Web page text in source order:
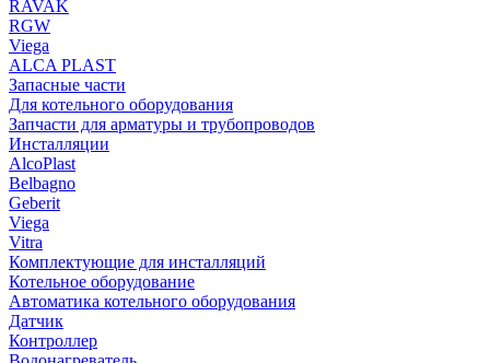
RAVAK
RGW
Viega
АLCA PLAST
Запасные части
Для котельного оборудования
Запчасти для арматуры и трубопроводов
Инсталляции
AlcoPlast
Belbagno
Geberit
Viega
Vitra
Комплектующие для инсталляций
Котельное оборудование
Автоматика котельного оборудования
Датчик
Контроллер